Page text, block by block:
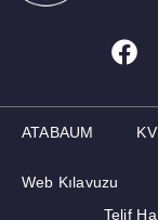
ATABAUM
Web Kılavuzu
Telif